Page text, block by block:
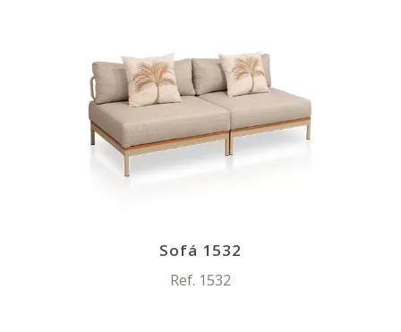
Sofá 1532
Ref. 1532